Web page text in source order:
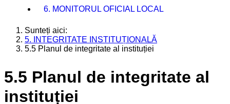
6. MONITORUL OFICIAL LOCAL
Sunteți aici:
5. INTEGRITATE INSTITUȚIONALĂ
5.5 Planul de integritate al instituției
5.5 Planul de integritate al
instituției